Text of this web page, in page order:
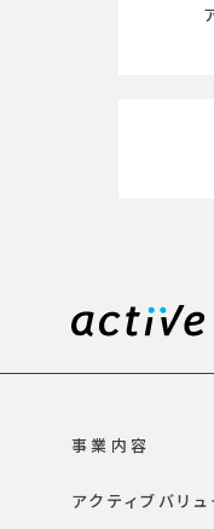
事業内容
アクティブバリュ